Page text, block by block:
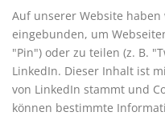
Auf unserer Website
eingebunden, um
"Pin") oder zu teilen (z. B.
LinkedIn. Dieser Inhalt ist
von LinkedIn stammt und
können bestimmte